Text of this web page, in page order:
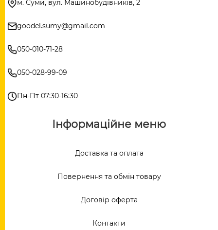
м. Суми, вул. Машинобудівників, 2
goodel.sumy@gmail.com
050-010-71-28
050-028-99-09
Пн-Пт 07:30-16:30
Інформаційне меню
Доставка та оплата
Повернення та обмін товару
Договір оферта
Контакти